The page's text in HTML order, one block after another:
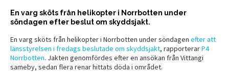
En varg sköts från helikopter i Norrbotten under
söndagen efter beslut om skyddsjakt.
En varg sköts från helikopter i Norrbotten under söndagen efter att
länsstyrelsen i fredags beslutade om skyddsjakt, rapporterarP4
Norrbotten. Jakten genomfördes efter en ansökan från Vittangi
sameby, sedan flera renar hittats döda i området.